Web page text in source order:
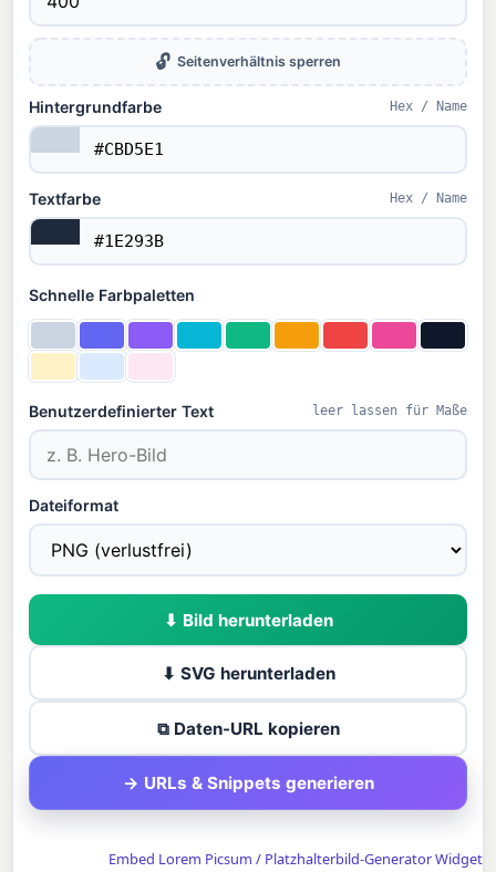
🔓 Seitenverhältnis sperren
Hintergrundfarbe Hex / Name
Textfarbe Hex / Name
Schnelle Farbpaletten
Benutzerdefinierter Text leer lassen für Maße
Dateiformat
⬇ Bild herunterladen
⬇ SVG herunterladen
⧉ Daten-URL kopieren
→ URLs & Snippets generieren
Embed Lorem Picsum / Platzhalterbild-Generator Widget